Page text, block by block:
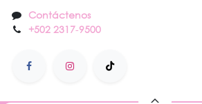
Contáctenos
+502 2317-9500